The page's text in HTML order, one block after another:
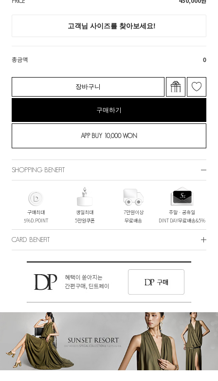
총금액 0
장바구니
구매하기
SHOPPING BENEFIT
구매최대
5%D.POINT
생일최대
5만원쿠폰
7만원이상
무료배송
주말ㆍ공휴일
DINT DAY무료배송&5%
CARD BENEFIT